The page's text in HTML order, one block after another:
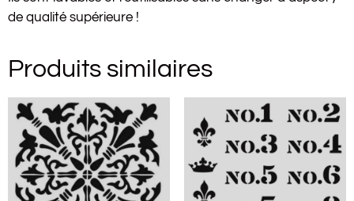
de qualité supérieure !
Produits similaires